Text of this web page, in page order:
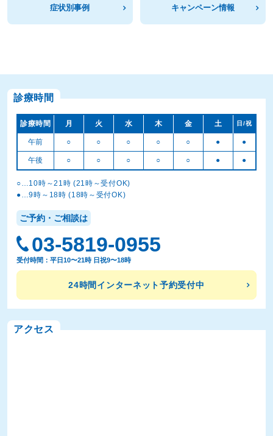
症状別事例 キャンペーン情報
診療時間
診療時間 月 火 水 木 金 土 日/祝
午前 ○ ○ ○ ○ ○ ● ●
午後 ○ ○ ○ ○ ○ ● ●
○…10時～21時 (21時～受付OK)
●…9時～18時 (18時～受付OK)
ご予約・ご相談は
03-5819-0955
受付時間：平日10〜21時 日祝9〜18時
24時間インターネット予約受付中
アクセス